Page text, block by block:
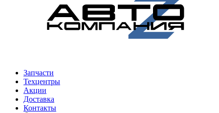
Запчасти
Техцентры
Акции
Доставка
Контакты